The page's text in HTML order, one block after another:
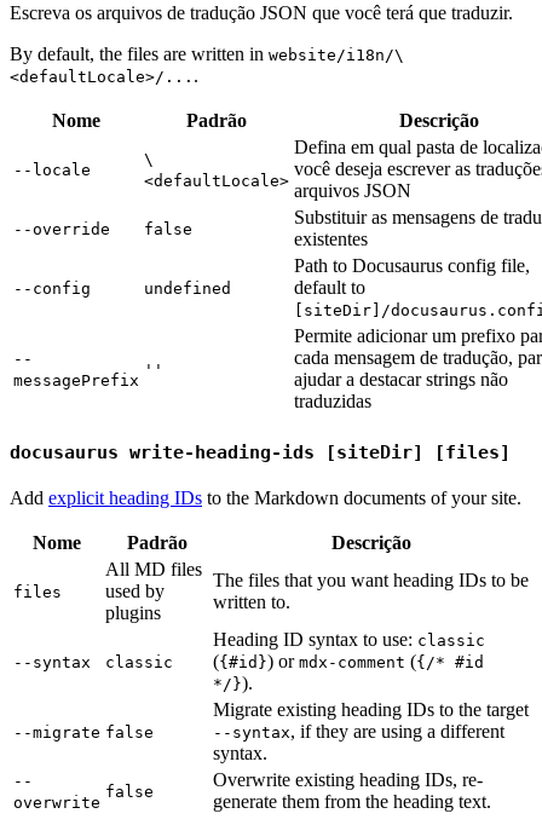
Escreva os arquivos de tradução JSON que você terá que traduzir.
By default, the files are written in website/i18n/\
<defaultLocale>/... .
Nome Padrão Descrição
--locale
\
<defaultLocale>
Defina em qual pasta de
você deseja escrever as
arquivos JSON
--override false
Substituir as mensagens de
existentes
--config undefined
Path to Docusaurus config file,
default to
[siteDir]/
--
messagePrefix
''
Permite adicionar um prefixo
cada mensagem de tradução,
ajudar a destacar strings não
traduzidas
docusaurus write-heading-ids [siteDir] [files]
Add explicit heading IDs to the Markdown documents of your site.
Nome Padrão Descrição
files
All MD files
used by
plugins
The files that you want heading IDs to be
written to.
--syntax classic
Heading ID syntax to use: classic
({#id}) or mdx-comment ({/* #id
*/}).
--migrate false
Migrate existing heading IDs to the target
--syntax, if they are using a different
syntax.
--
overwrite
false
Overwrite existing heading IDs, re-
generate them from the heading text.